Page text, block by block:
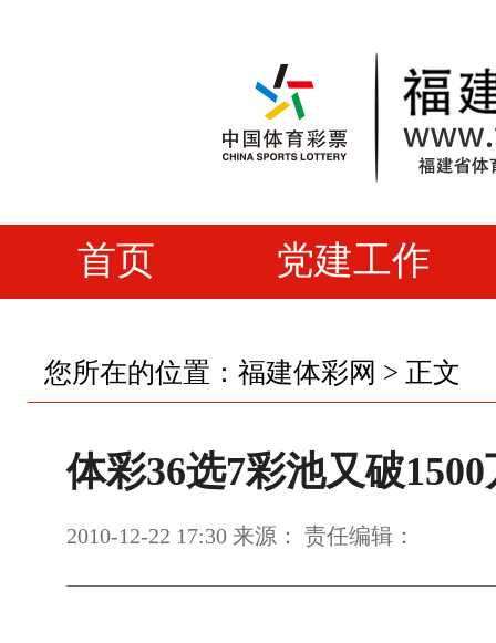
首页 党建工作
您所在的位置： 福建体彩网 > 正文
体彩36选7彩池又破
2010-12-22 17:30 来源： 责任编辑：